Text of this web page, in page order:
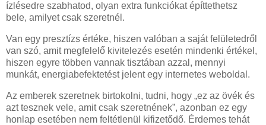
ízlésedre szabhatod, olyan extra funkciókat építtethetsz
bele, amilyet csak szeretnél.
Van egy presztízs értéke, hiszen valóban a saját felületedről
van szó, amit megfelelő kivitelezés esetén mindenki értékel,
hiszen egyre többen vannak tisztában azzal, mennyi
munkát, energiabefektetést jelent egy internetes weboldal.
Az emberek szeretnek birtokolni, tudni, hogy „ez az övék és
azt tesznek vele, amit csak szeretnének”, azonban ez egy
honlap esetében nem feltétlenül kifizetődő. Érdemes tehát